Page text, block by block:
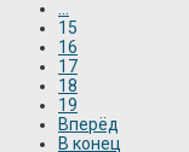
15
16
17
18
19
Вперёд
В конец